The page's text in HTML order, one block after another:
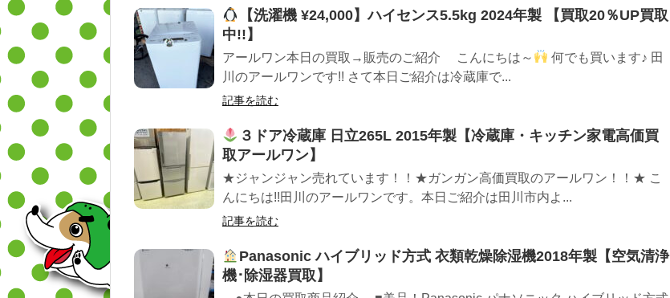
【洗濯機 ¥24,000】ハイセンス5.5kg 2024年製 【買取20％UP買取
中!!】
アールワン本日の買取→販売のご紹介 こんにちは～
何でも買います♪ 田
川のアールワンです!! さて本日ご紹介は冷蔵庫で...
記事を読む
３ドア冷蔵庫 日立265L 2015年製【冷蔵庫・キッチン家電高価買
取アールワン】
★ジャンジャン売れています！！★ガンガン高価買取のアールワン！！★ こ
んにちは!!田川のアールワンです。本日ご紹介は田川市内よ...
記事を読む
Panasonic ハイブリッド方式 衣類乾燥除湿機2018年製【空気清浄
機･除湿器買取】